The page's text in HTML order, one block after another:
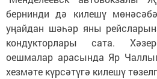
бернинди дә килешү
уңайдан шәһәр яны
кондукторлары сата.
оешмалар арасында Яр
хезмәте күрсәтүгә килешү